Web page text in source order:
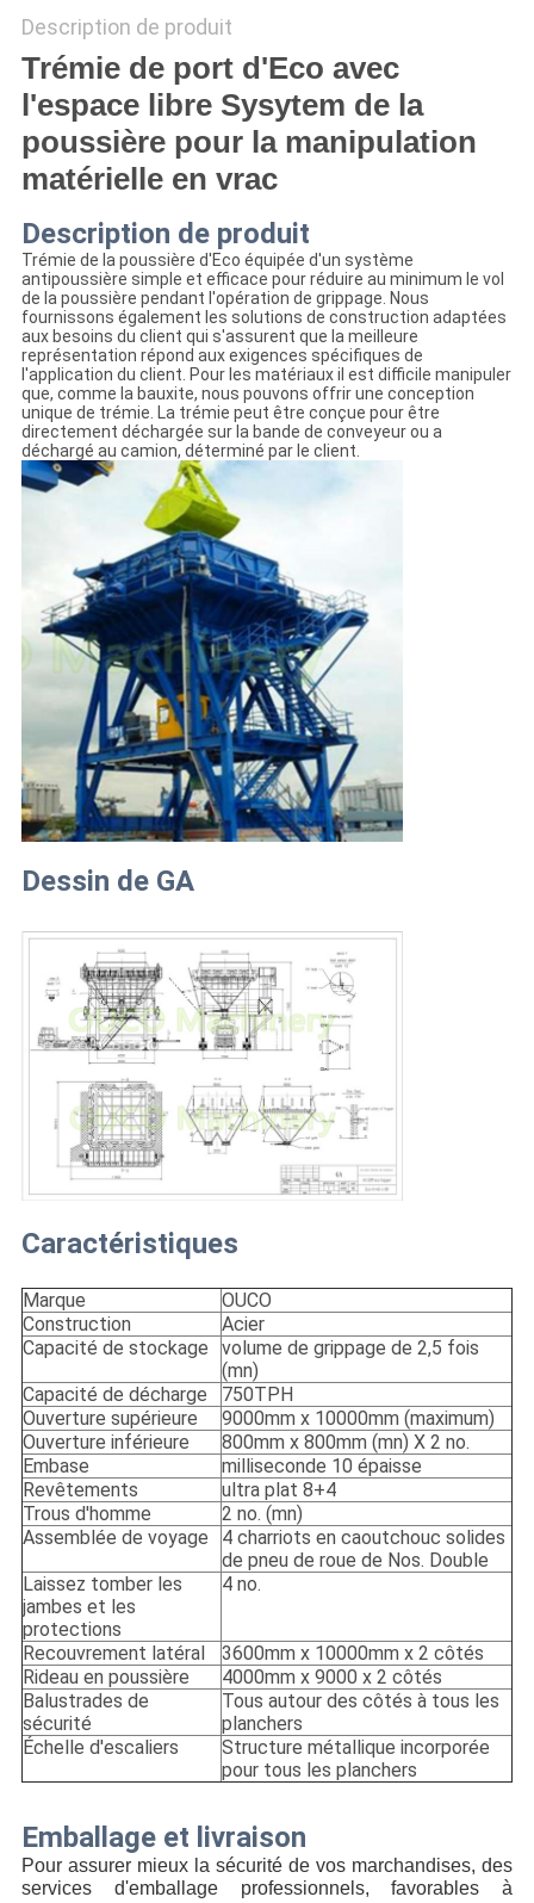
PLAN
DU
SITE
POLITIQUE
DE
CONFIDENTIALITÉ
Description de produit
Trémie de port d'Eco avec
l'espace libre Sysytem de la
poussière pour la manipulation
matérielle en vrac
Description de produit
Trémie de la poussière d'Eco équipée d'un système
antipoussière simple et efficace pour réduire au minimum le vol
de la poussière pendant l'opération de grippage. Nous
fournissons également les solutions de construction adaptées
aux besoins du client qui s'assurent que la meilleure
représentation répond aux exigences spécifiques de
l'application du client. Pour les matériaux il est difficile manipuler
que, comme la bauxite, nous pouvons offrir une conception
unique de trémie. La trémie peut être conçue pour être
directement déchargée sur la bande de conveyeur ou a
déchargé au camion, déterminé par le client.
Dessin de GA
Caractéristiques
Marque
OUCO
Construction
Acier
Capacité de stockage
volume de grippage de 2,5 fois
(mn)
Capacité de décharge
750TPH
Ouverture supérieure
9000mm x 10000mm (maximum)
Ouverture inférieure
800mm x 800mm (mn) X 2 no.
Embase
milliseconde 10 épaisse
Revêtements
ultra plat 8+4
Trous d'homme
2 no. (mn)
Assemblée de voyage
4 charriots en caoutchouc solides
de pneu de roue de Nos. Double
Laissez tomber les
jambes et les
protections
4 no.
Recouvrement latéral
3600mm x 10000mm x 2 côtés
Rideau en poussière
4000mm x 9000 x 2 côtés
Balustrades de
sécurité
Tous autour des côtés à tous les
planchers
Échelle d'escaliers
Structure métallique incorporée
pour tous les planchers
Emballage et livraison
Pour assurer mieux la sécurité de vos marchandises, des
services d'emballage
professionnels, favorables à